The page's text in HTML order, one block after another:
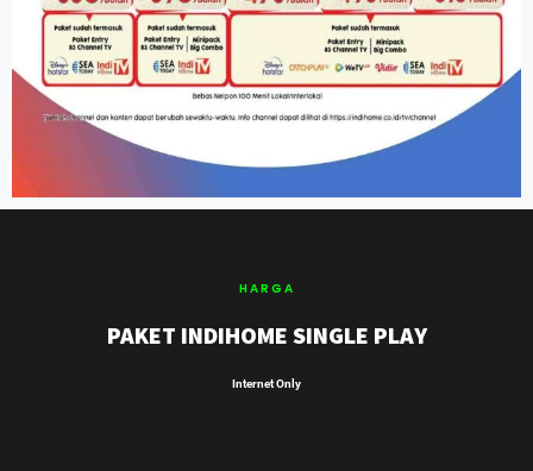
HARGA
PAKET INDIHOME SINGLE PLAY
Internet Only